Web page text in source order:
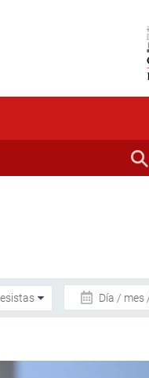
Día / mes